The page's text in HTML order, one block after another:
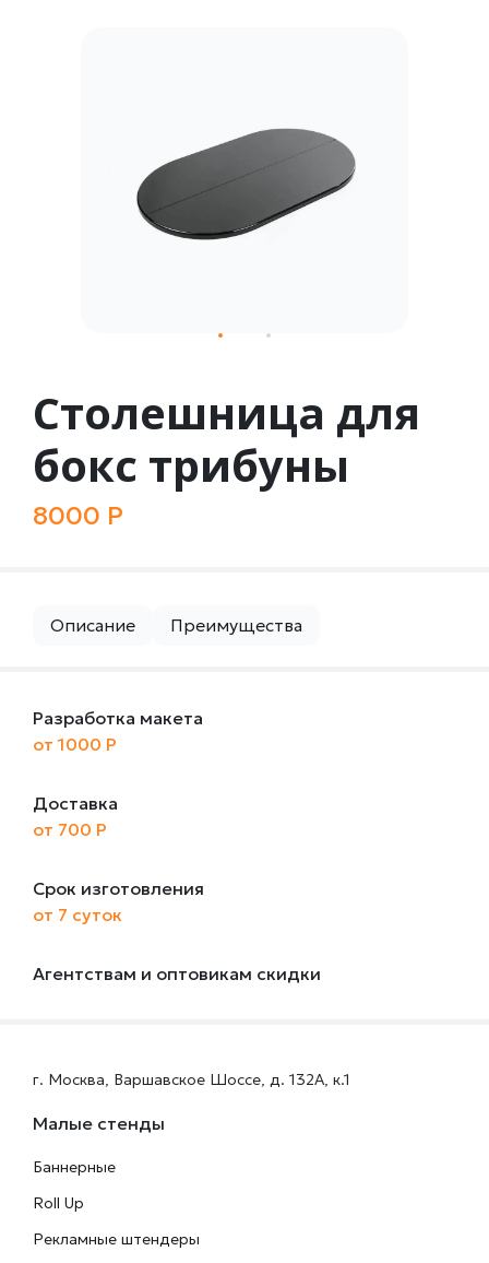
Столешница для
бокс трибуны
8000 Р
Описание Преимущества
Разработка макета
от 1000 Р
Доставка
от 700 Р
Срок изготовления
от 7 суток
Агентствам и оптовикам скидки
г. Москва, Варшавское Шоссе, д. 132А, к.1
Малые стенды
Баннерные
Roll Up
Рекламные штендеры